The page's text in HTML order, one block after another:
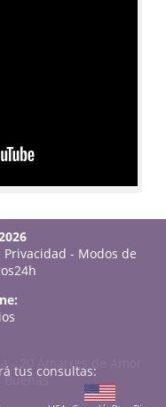
Privacidad - Modos de
-
20 Amarres de Amor
Buenas
tus consultas: